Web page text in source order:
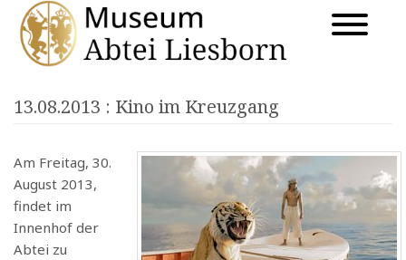
13.08.2013 : Kino im Kreuzgang
Am Freitag, 30.
August 2013,
findet im
Innenhof der
Abtei zu